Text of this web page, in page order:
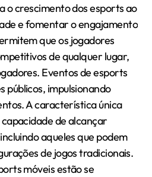
o crescimento dos esports ao
e fomentar o engajamento
que os jogadores
de qualquer lugar,
Eventos de esports
públicos, impulsionando
A característica única
de alcançar
aqueles que podem
de jogos tradicionais.
móveis estão se